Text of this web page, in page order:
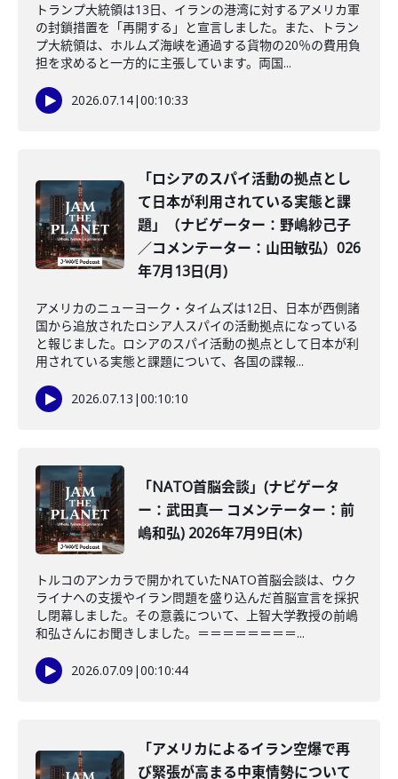
トランプ大統領は13日、イランの港湾に対するアメリカ軍
の封鎖措置を「再開する」と宣言しました。また、トラン
プ大統領は、ホルムズ海峡を通過する貨物の20％の費用負
担を求めると一方的に主張しています。両国...
2026.07.14|00:10:33
「ロシアのスパイ活動の拠点とし
て日本が利用されている実態と課
題」（ナビゲーター：野嶋紗己子
／コメンテーター：山田敏弘）026
年7月13日(月)
アメリカのニューヨーク・タイムズは12日、日本が西側諸
国から追放されたロシア人スパイの活動拠点になっている
と報じました。ロシアのスパイ活動の拠点として日本が利
用されている実態と課題について、各国の諜報...
2026.07.13 |00:10:10
「NATO首脳会談」(ナビゲータ
ー：武田真一 コメンテーター：前
嶋和弘) 2026年7月9日(木)
トルコのアンカラで開かれていたNATO首脳会談は、ウク
ライナへの支援やイラン問題を盛り込んだ首脳宣言を採択
し閉幕しました。その意義について、上智大学教授の前嶋
和弘さんにお聞きしました。＝＝＝＝＝＝＝＝...
2026.07.09 |00:10:44
「アメリカによるイラン空爆で再
び緊張が高まる中東情勢について